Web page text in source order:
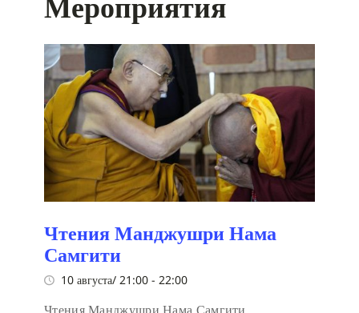
Чтения Манджушри Нама
Самгити
10 августа/ 21:00 - 22:00